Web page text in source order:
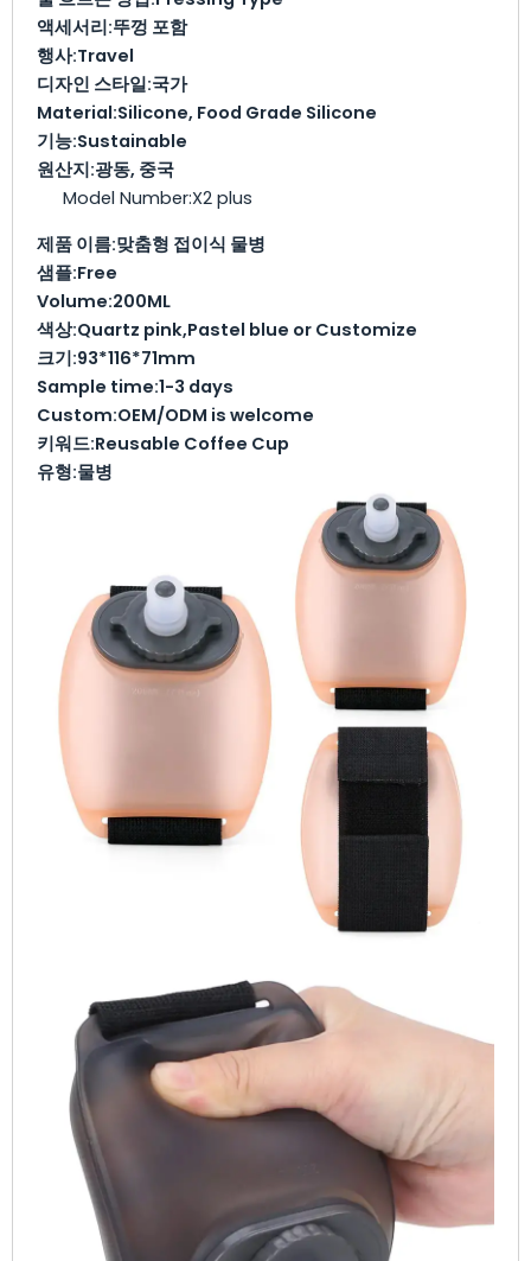
액세서리:뚜껑 포함
행사:Travel
디자인 스타일:국가
Material:Silicone, Food Grade Silicone
기능:Sustainable
원산지:광동, 중국
Model Number:X2 plus
제품 이름:맞춤형 접이식 물병
샘플:Free
Volume:200ML
색상:Quartz pink,Pastel blue or Customize
크기:93*116*71mm
Sample time:1-3 days
Custom:OEM/ODM is welcome
키워드:Reusable Coffee Cup
유형:물병